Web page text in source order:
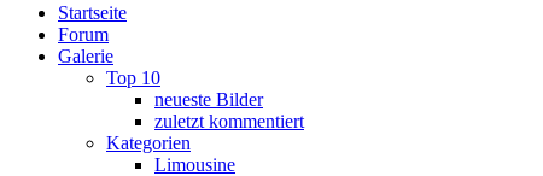
Startseite
Forum
Galerie
Top 10
neueste Bilder
zuletzt kommentiert
Kategorien
Limousine